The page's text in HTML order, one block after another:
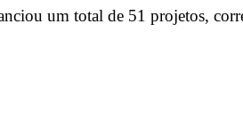
um total de 51 projetos,